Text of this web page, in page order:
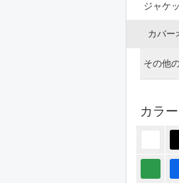
ジャケ
カバー
その他
パンツ
オール
カラー